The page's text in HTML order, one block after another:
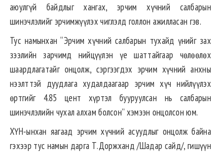
аюулгүй байдлыг хангах, эрчим хүчний салбарын
шинэчлэлийг эрчимжүүлэх чиглэлд голлон ажилласан гэв.
Тус намынхан “Эрчим хүчний салбарын тухайд үнийг зах
зээлийн зарчимд нийцүүлэн үе шаттайгаар чөлөөлөх
шаардлагатайг онцолж, сэргээгдэх эрчим хүчний анхны
нээлттэй дуудлага худалдаагаар эрчим хүч нийлүүлэх
өртгийг 4.85 цент хүртэл бууруулсан нь салбарын
шинэчлэлийн чухал алхам болсон” хэмээн онцолсон юм.
ХҮН-ынхан яагаад эрчим хүчний асуудлыг онцолж байна
гэхээр тус намын дарга Т.Доржханд /Шадар сайд/, гишүүн